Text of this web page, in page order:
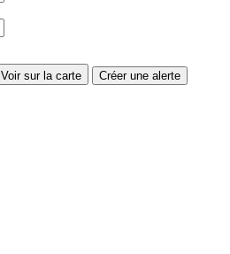
Voir sur la carte Créer une alerte